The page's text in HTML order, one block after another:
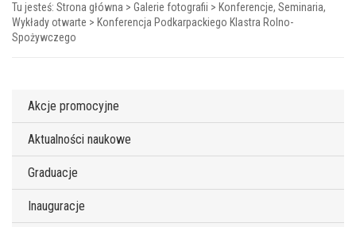
Tu jesteś: Strona główna > Galerie fotografii > Konferencje, Seminaria,
Wykłady otwarte > Konferencja Podkarpackiego Klastra Rolno-
Spożywczego
Akcje promocyjne
Aktualności naukowe
Graduacje
Inauguracje